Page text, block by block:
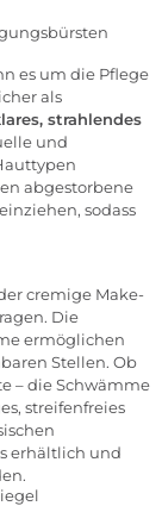
es um die Pflege
als
strahlendes
und
abgestorbene
sodass
cremige Make-
Die
ermöglichen
Stellen. Ob
– die Schwämme
streifenfreies
erhältlich und